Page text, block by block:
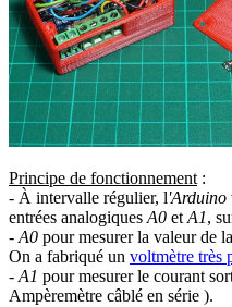
Principe de fonctionnement :
- À intervalle régulier, l'Arduino
entrées analogiques A0 et A1,
- A0 pour mesurer la valeur de
On a fabriqué un voltmètre très
- A1 pour mesurer le courant
Ampèremètre câblé en série ).